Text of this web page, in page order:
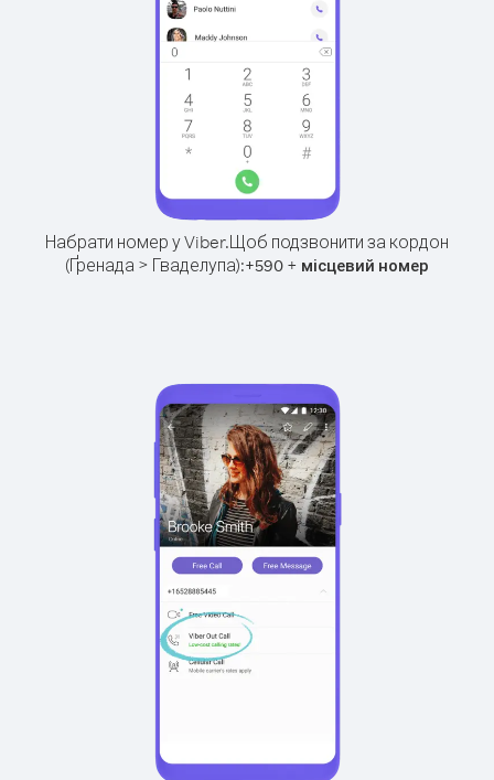
Набрати номер у Viber.Щоб подзвонити за кордон
(Ґренада > Гваделупа):+590 + місцевий номер